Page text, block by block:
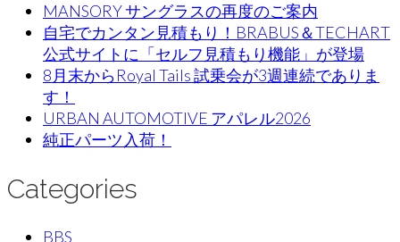
MANSORY サングラスの再度のご案内
自宅でカンタン見積もり！BRABUS＆TECHART
公式サイトに「セルフ見積もり機能」が登場
8月末からRoyal Tails 試乗会が3週連続でありま
す！
URBAN AUTOMOTIVE アパレル2026
純正パーツ入荷！
Categories
BBS